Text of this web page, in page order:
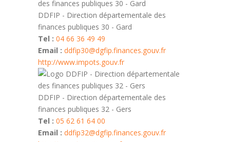
DDFIP - Direction départementale des
finances publiques 30 - Gard
Tel : 04 66 36 49 49
Email : ddfip30@dgfip.finances.gouv.fr
http://www.impots.gouv.fr
DDFIP - Direction départementale des
finances publiques 32 - Gers
Tel : 05 62 61 64 00
Email : ddfip32@dgfip.finances.gouv.fr